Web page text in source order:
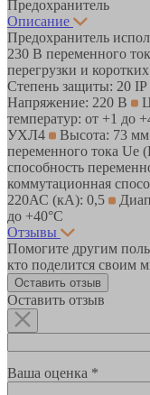
Предохранитель
Описание
Предохранитель
230 В переменного
перегрузки и
Степень защиты: 20 IP
Напряжение: 220 В
температур: от +1 до
УХЛ4
Высота: 73 мм
переменного тока Ue
способность
коммутационная
220АС (кА): 0,5
до +40°С
Отзывы
Помогите другим
кто поделится своим
Оставить отзыв
Оставить отзыв
Ваша оценка *